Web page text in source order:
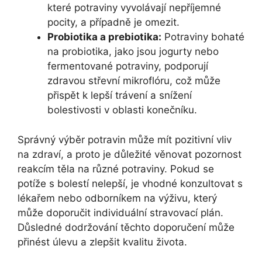
které potraviny vyvolávají nepříjemné
pocity, a případně je omezit.
Probiotika a prebiotika: Potraviny bohaté
na probiotika, jako jsou jogurty nebo
fermentované potraviny, podporují
zdravou střevní mikroflóru, což může
přispět k lepší trávení a snížení
bolestivosti v oblasti konečníku.
Správný výběr potravin může mít pozitivní vliv
na zdraví, a proto je důležité věnovat pozornost
reakcím těla na různé potraviny. Pokud se
potíže s bolestí nelepší, je vhodné konzultovat s
lékařem nebo odborníkem na výživu, který
může doporučit individuální stravovací plán.
Důsledné dodržování těchto doporučení může
přinést úlevu a zlepšit kvalitu života.